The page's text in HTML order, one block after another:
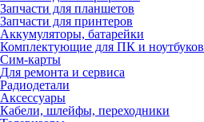
Запчасти для планшетов
Запчасти для принтеров
Аккумуляторы, батарейки
Комплектующие для ПК и ноутбуков
Сим-карты
Для ремонта и сервиса
Радиодетали
Аксессуары
Кабели, шлейфы, переходники